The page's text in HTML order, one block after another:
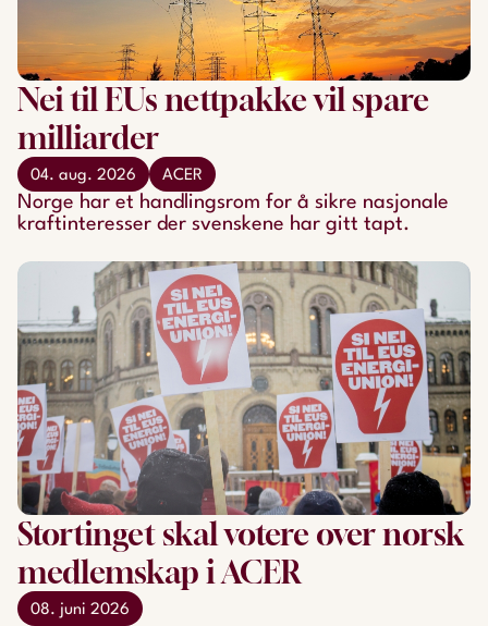
Nei til EUs nettpakke vil spare
milliarder
04. aug. 2026 ACER
Norge har et handlingsrom for å sikre nasjonale
kraftinteresser der svenskene har gitt tapt.
Stortinget skal votere over norsk
medlemskap i ACER
08. juni 2026